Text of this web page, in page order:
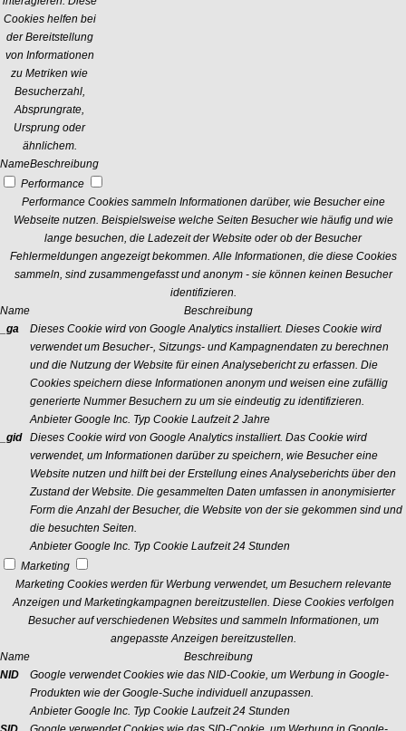
Cookies helfen bei
der Bereitstellung
von Informationen
zu Metriken wie
Besucherzahl,
Absprungrate,
Ursprung oder
ähnlichem.
NameBeschreibung
Performance
Performance Cookies sammeln Informationen darüber, wie Besucher eine
Webseite nutzen. Beispielsweise welche Seiten Besucher wie häufig und wie
lange besuchen, die Ladezeit der Website oder ob der Besucher
Fehlermeldungen angezeigt bekommen. Alle Informationen, die diese Cookies
sammeln, sind zusammengefasst und anonym - sie können keinen Besucher
identifizieren.
Name
Beschreibung
_ga
Dieses Cookie wird von Google Analytics installiert. Dieses Cookie wird
verwendet um Besucher-, Sitzungs- und Kampagnendaten zu berechnen
und die Nutzung der Website für einen Analysebericht zu erfassen. Die
Cookies speichern diese Informationen anonym und weisen eine zufällig
generierte Nummer Besuchern zu um sie eindeutig zu identifizieren.
Anbieter Google Inc. Typ Cookie Laufzeit 2 Jahre
_gid
Dieses Cookie wird von Google Analytics installiert. Das Cookie wird
verwendet, um Informationen darüber zu speichern, wie Besucher eine
Website nutzen und hilft bei der Erstellung eines Analyseberichts über den
Zustand der Website. Die gesammelten Daten umfassen in anonymisierter
Form die Anzahl der Besucher, die Website von der sie gekommen sind und
die besuchten Seiten.
Anbieter Google Inc. Typ Cookie Laufzeit 24 Stunden
Marketing
Marketing Cookies werden für Werbung verwendet, um Besuchern relevante
Anzeigen und Marketingkampagnen bereitzustellen. Diese Cookies verfolgen
Besucher auf verschiedenen Websites und sammeln Informationen, um
angepasste Anzeigen bereitzustellen.
Name
Beschreibung
NID
Google verwendet Cookies wie das NID-Cookie, um Werbung in Google-
Produkten wie der Google-Suche individuell anzupassen.
Anbieter Google Inc. Typ Cookie Laufzeit 24 Stunden